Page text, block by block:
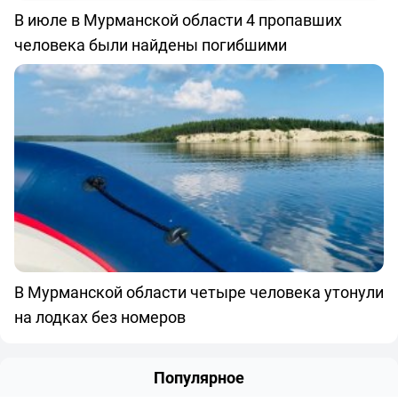
В июле в Мурманской области 4 пропавших
человека были найдены погибшими
В Мурманской области четыре человека утонули
на лодках без номеров
Популярное